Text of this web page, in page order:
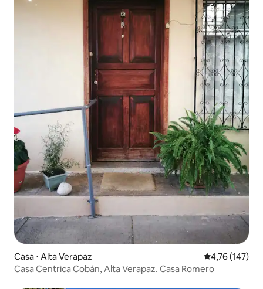
Casa ⋅ Alta Verapaz 4,76 de uma
4,76 (147)
Casa Centrica Cobán, Alta Verapaz. Casa Romero